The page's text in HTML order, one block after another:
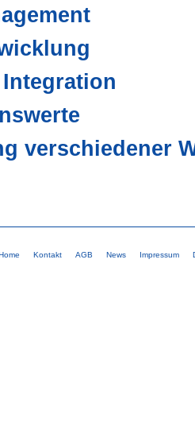
verschiedener
Kontakt AGB News Impressum